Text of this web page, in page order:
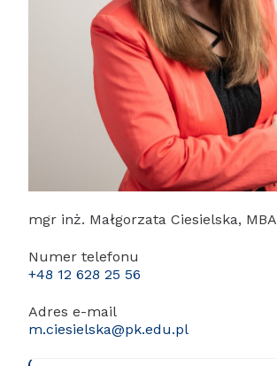
mgr inż. Małgorzata Ciesielska, MBA
Numer telefonu
+48 12 628 25 56
Adres e-mail
m.ciesielska@pk.edu.pl